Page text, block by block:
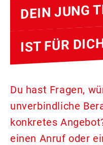
DEIN JUNG
IST FÜR
Du hast Fragen,
unverbindliche
konkretes
einen Anruf oder